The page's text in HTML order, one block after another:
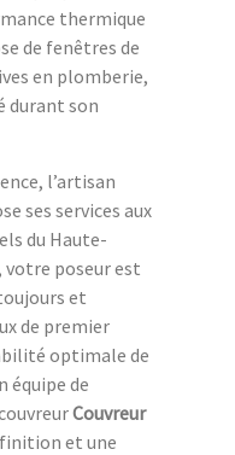
thermique
de fenêtres de
en plomberie,
durant son
l’artisan
ses services aux
du Haute-
, votre poseur est
et
de premier
optimale de
équipe de
Couvreur
et une